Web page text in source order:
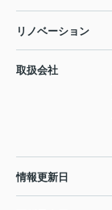
リノベーション
取扱会社
情報更新日